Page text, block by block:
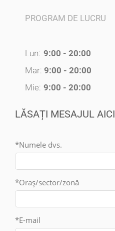
PROGRAM DE LUCRU
Lun: 9:00 - 20:00
Mar: 9:00 - 20:00
Mie: 9:00 - 20:00
LĂSAȚI MESAJUL AICI
*Numele dvs.
*Oraș/sector/zonă
*E-mail